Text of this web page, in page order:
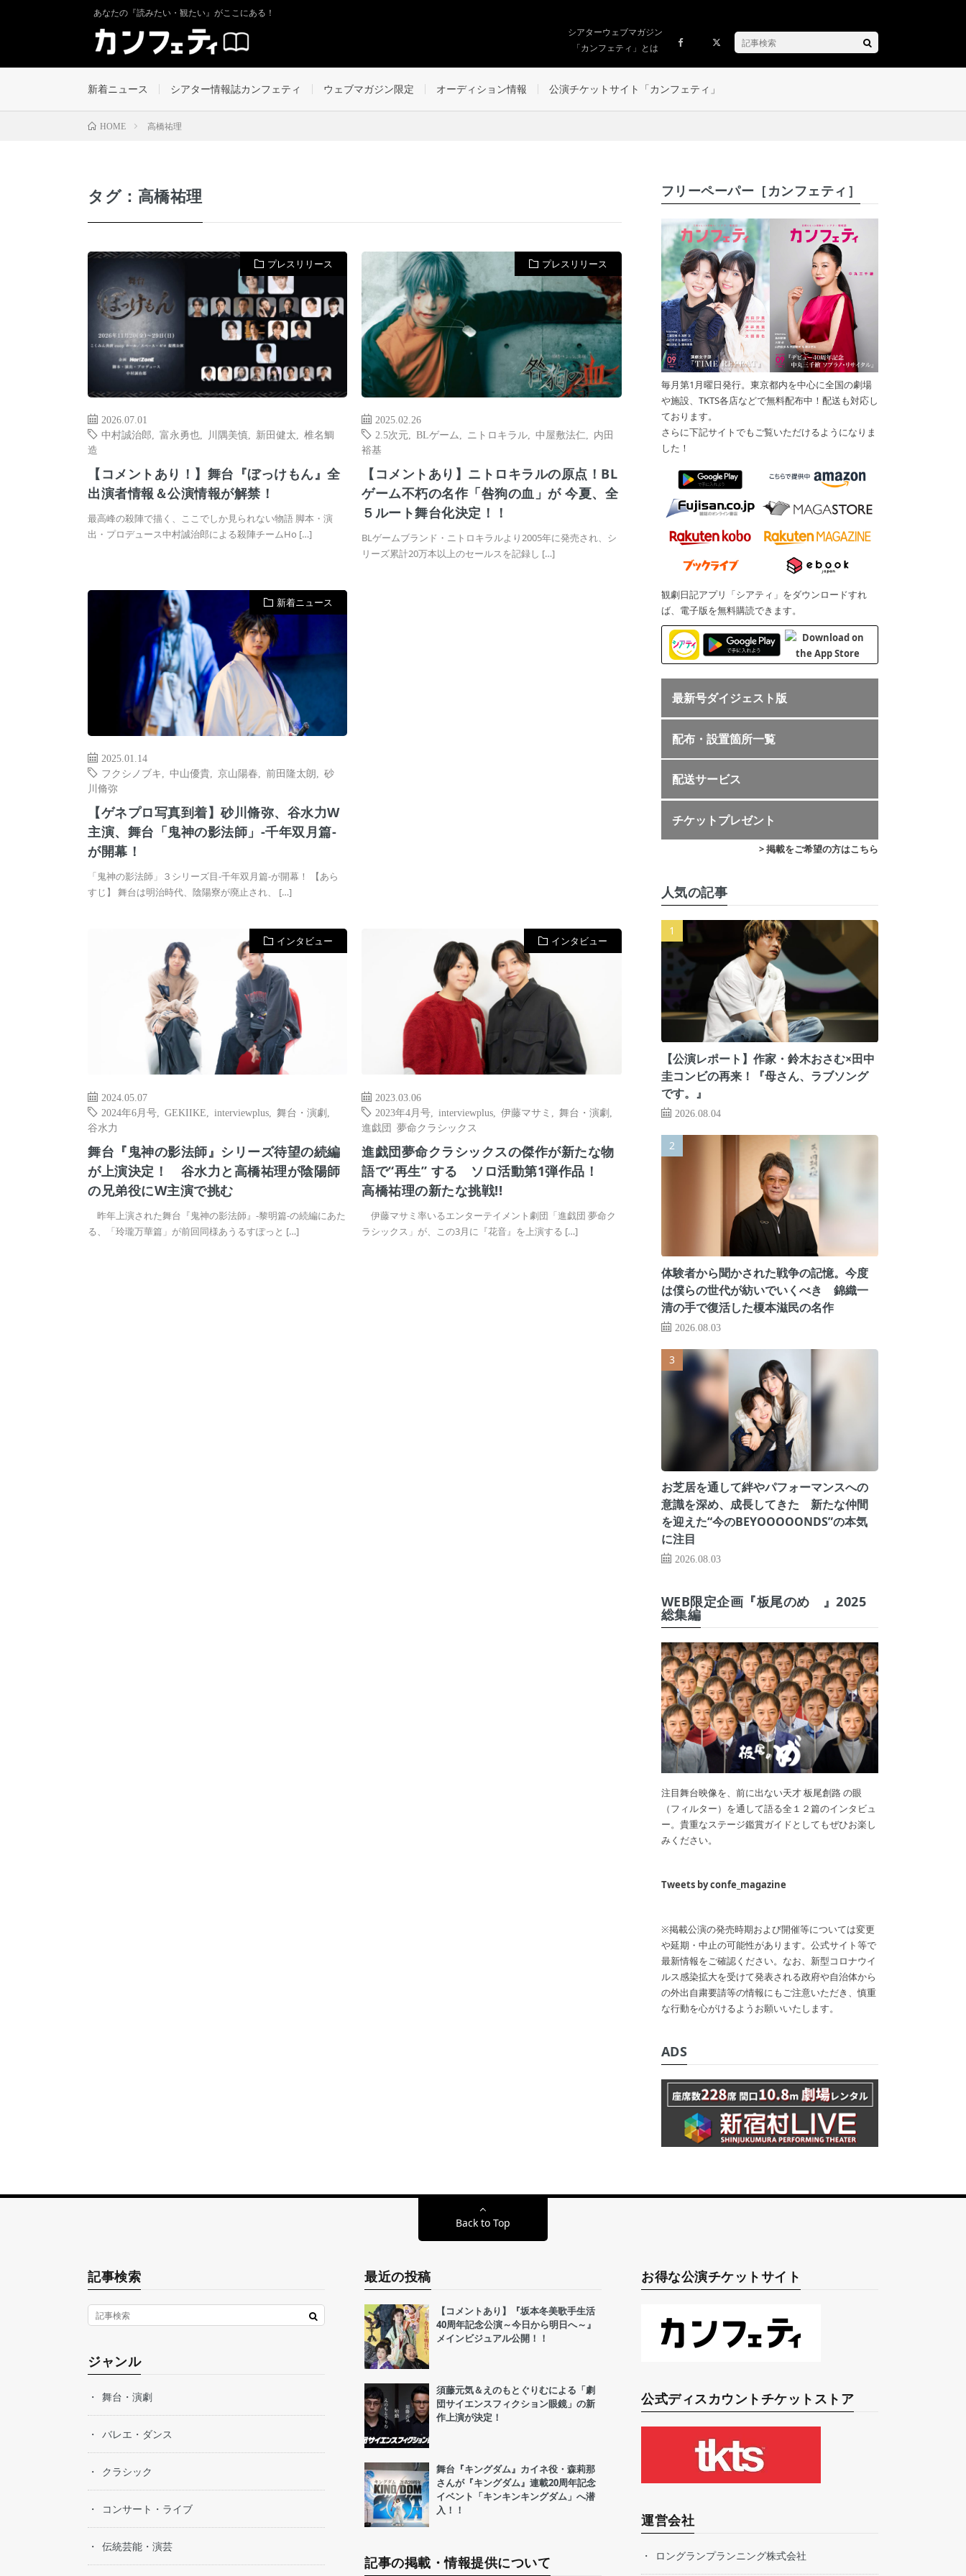
あなたの『読みたい・観たい』がここにある！
シアターウェブマガジン
「カンフェティ」とは
新着ニュース シアター情報誌カンフェティ ウェブマガジン限定 オーディション情報 公演チケットサイト「カンフェティ」
HOME 高橋祐理
タグ：高橋祐理
プレスリリース
2026.07.01
中村誠治郎
富永勇也 川隅美慎 新田健太
椎名鯛
造
【コメントあり！】舞台『ぼっけもん』全
出演者情報＆公演情報が解禁！
最高峰の殺陣で描く、ここでしか見られない物語 脚本・演
出・プロデュース中村誠治郎による殺陣チームHo […]
プレスリリース
2025.02.26
2.5次元 ,BLゲーム ニトロキラル ,中屋敷法仁
内田
裕基
【コメントあり】ニトロキラルの原点！BL
ゲーム不朽の名作「咎狗の血」が 今夏、全
５ルート舞台化決定！！
BLゲームブランド・ニトロキラルより2005年に発売され、シ
リーズ累計20万本以上のセールスを記録し […]
新着ニュース
2025.01.14
フクシノブキ
中山優貴 京山陽春 前田隆太朗
砂
川脩弥
【ゲネプロ写真到着】砂川脩弥、谷水力W
主演、舞台「鬼神の影法師」-千年双月篇-
が開幕！
「鬼神の影法師」３シリーズ目-千年双月篇-が開幕！ 【あら
すじ】 舞台は明治時代、陰陽寮が廃止され、 […]
インタビュー
2024.05.07
2024年6月号
GEKIIKE interviewplus 舞台・演劇
谷水力
舞台『鬼神の影法師』シリーズ待望の続編
が上演決定！ 谷水力と高橋祐理が陰陽師
の兄弟役にW主演で挑む
昨年上演された舞台『鬼神の影法師』-黎明篇-の続編にあた
る、「玲瓏万華篇」が前回同様あうるすぽっと […]
インタビュー
2023.03.06
2023年4月号 ,interviewplus ,伊藤マサミ ,舞台・演劇
進戯団 夢命クラシックス
進戯団夢命クラシックスの傑作が新たな物
語で“再生” する ソロ活動第1弾作品！
高橋祐理の新たな挑戦!!
伊藤マサミ率いるエンターテイメント劇団「進戯団 夢命ク
ラシックス」が、この3月に『花音』を上演する […]
フリーペーパー［カンフェティ］
毎月第1月曜日発行。東京都内を中心に全国の劇場
や施設、TKTS各店などで無料配布中！配送も対応し
ております。
さらに下記サイトでもご覧いただけるようになりま
した！
観劇日記アプリ「シアティ」をダウンロードすれ
ば、電子版を無料購読できます。
最新号ダイジェスト版
配布・設置箇所一覧
配送サービス
チケットプレゼント
> 掲載をご希望の方はこちら
人気の記事
【公演レポート】作家・鈴木おさむ×田中
圭コンビの再来！『母さん、ラブソング
です。』
2026.08.04
体験者から聞かされた戦争の記憶。今度
は僕らの世代が紡いでいくべき 錦織一
清の手で復活した榎本滋民の名作
2026.08.03
お芝居を通して絆やパフォーマンスへの
意識を深め、成長してきた 新たな仲間
を迎えた“今のBEYOOOOONDS”の本気
に注目
2026.08.03
WEB限定企画『板尾のめ゙』2025
総集編
注目舞台映像を、前に出ない天才 板尾創路 の眼
（フィルター）を通して語る全１２篇のインタビュ
ー。貴重なステージ鑑賞ガイドとしてもぜひお楽し
みください。
Tweets by confe_magazine
※掲載公演の発売時期および開催等については変更
や延期・中止の可能性があります。公式サイト等で
最新情報をご確認ください。なお、新型コロナウイ
ルス感染拡大を受けて発表される政府や自治体から
の外出自粛要請等の情報にもご注意いただき、慎重
な行動を心がけるようお願いいたします。
ADS
Back to Top
記事検索
ジャンル
舞台・演劇
バレエ・ダンス
クラシック
コンサート・ライブ
伝統芸能・演芸
最近の投稿
【コメントあり】『坂本冬美歌手生活
40周年記念公演～今日から明日へ～』
メインビジュアル公開！！
須藤元気＆えのもとぐりむによる「劇
団サイエンスフィクション眼鏡」の新
作上演が決定！
舞台『キングダム』カイネ役・森莉那
さんが『キングダム』連載20周年記念
イベント「キンキンキングダム」へ潜
入！！
記事の掲載・情報提供について
お得な公演チケットサイト
公式ディスカウントチケットストア
運営会社
ロングランプランニング株式会社